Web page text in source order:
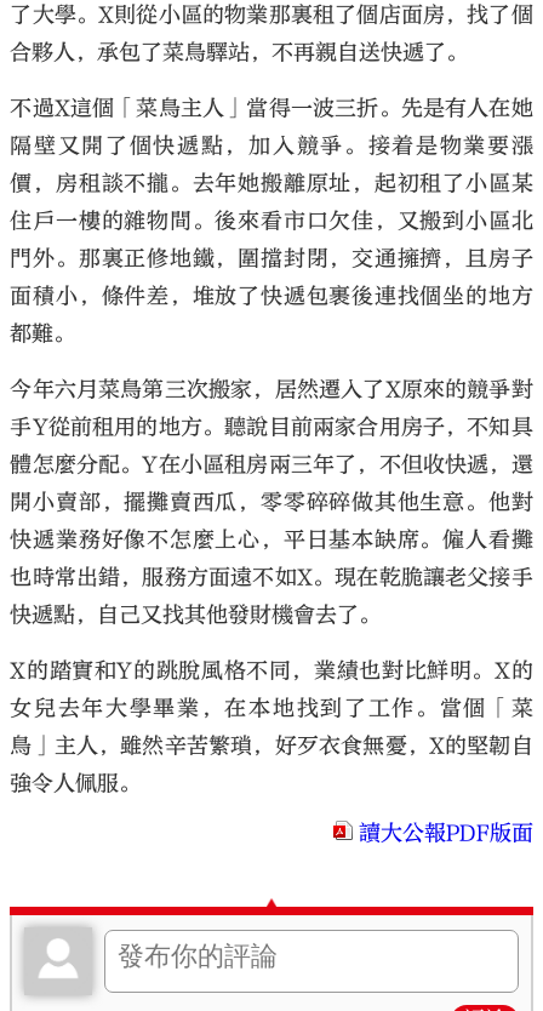
了大學。X則從小區的物業那裏租了個店面房，找了個
合夥人，承包了菜鳥驛站，不再親自送快遞了。
不過X這個「菜鳥主人」當得一波三折。先是有人在她
隔壁又開了個快遞點，加入競爭。接着是物業要漲
價，房租談不攏。去年她搬離原址，起初租了小區某
住戶一樓的雜物間。後來看市口欠佳，又搬到小區北
門外。那裏正修地鐵，圍擋封閉，交通擁擠，且房子
面積小，條件差，堆放了快遞包裹後連找個坐的地方
都難。
今年六月菜鳥第三次搬家，居然遷入了X原來的競爭對
手Y從前租用的地方。聽說目前兩家合用房子，不知具
體怎麼分配。Y在小區租房兩三年了，不但收快遞，還
開小賣部，擺攤賣西瓜，零零碎碎做其他生意。他對
快遞業務好像不怎麼上心，平日基本缺席。僱人看攤
也時常出錯，服務方面遠不如X。現在乾脆讓老父接手
快遞點，自己又找其他發財機會去了。
X的踏實和Y的跳脫風格不同，業績也對比鮮明。X的
女兒去年大學畢業，在本地找到了工作。當個「菜
鳥」主人，雖然辛苦繁瑣，好歹衣食無憂，X的堅韌自
強令人佩服。
讀大公報PDF版面